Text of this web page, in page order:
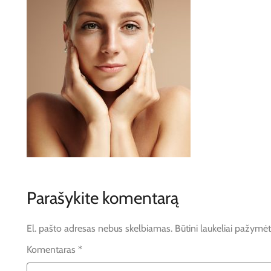
Parašykite komentarą
El. pašto adresas nebus skelbiamas. Būtini laukeliai
Komentaras *